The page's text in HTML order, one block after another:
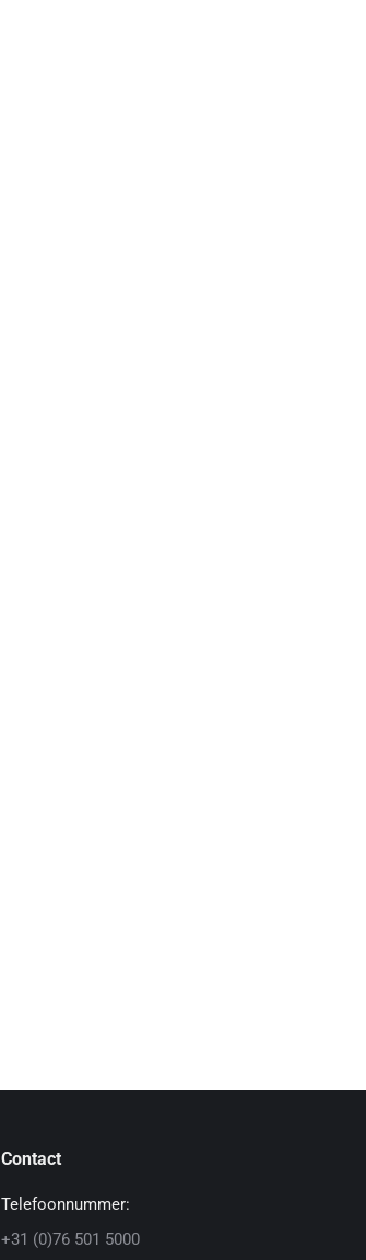
Contact
Telefoonnummer:
+31 (0)76 501 5000